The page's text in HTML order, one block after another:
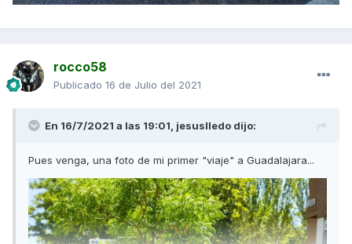
rocco58
Publicado 16 de Julio del 2021
En 16/7/2021 a las 19:01, jesuslledo dijo:
Pues venga, una foto de mi primer "viaje" a Guadalajara...